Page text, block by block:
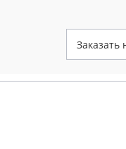
Заказать